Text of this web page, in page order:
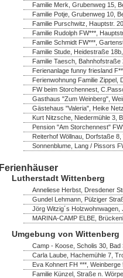
Familie Merk, Grubenweg 15,
Familie Potje, Grubenweg 10,
Familie Purschwitz, Hauptstr.
Familie Rudolph FW***,
Familie Schmidt FW***,
Familie Stude, Heidestraße
Familie Taesch, Bahnhofstraße
Ferienanlage funny friesland
Ferienwohnung Familie
FW beim Storchennest,
Gasthaus "Zum Weinberg",
Gästehaus "Valeria", Heike
Kurt Nitzsche, Niedermühle 3,
Pension "Am Storchennest"
Reiterhof Wöllnau, Dorfstaße 8,
Sonnenblume, Lang / Pissors
Ferienhäuser
Lutherstadt Wittenberg
Anneliese Herbst, Dresdener
Gundel Lehmann, Pülziger
Jörg Witzig´s
MARINA-CAMP ELBE,
Umgebung von Wittenberg
Camp - Koose, Scholis 30, Bad
Carla Laube, Hachemühle 7,
Eva Kohnert FH ***, Weinberge
Familie Künzel, Straße n.